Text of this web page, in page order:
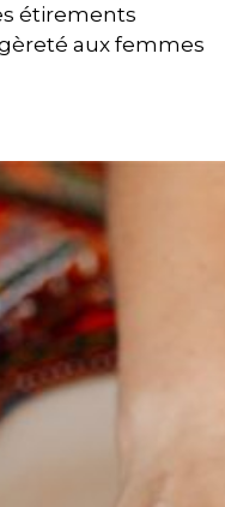
étirements
aux femmes